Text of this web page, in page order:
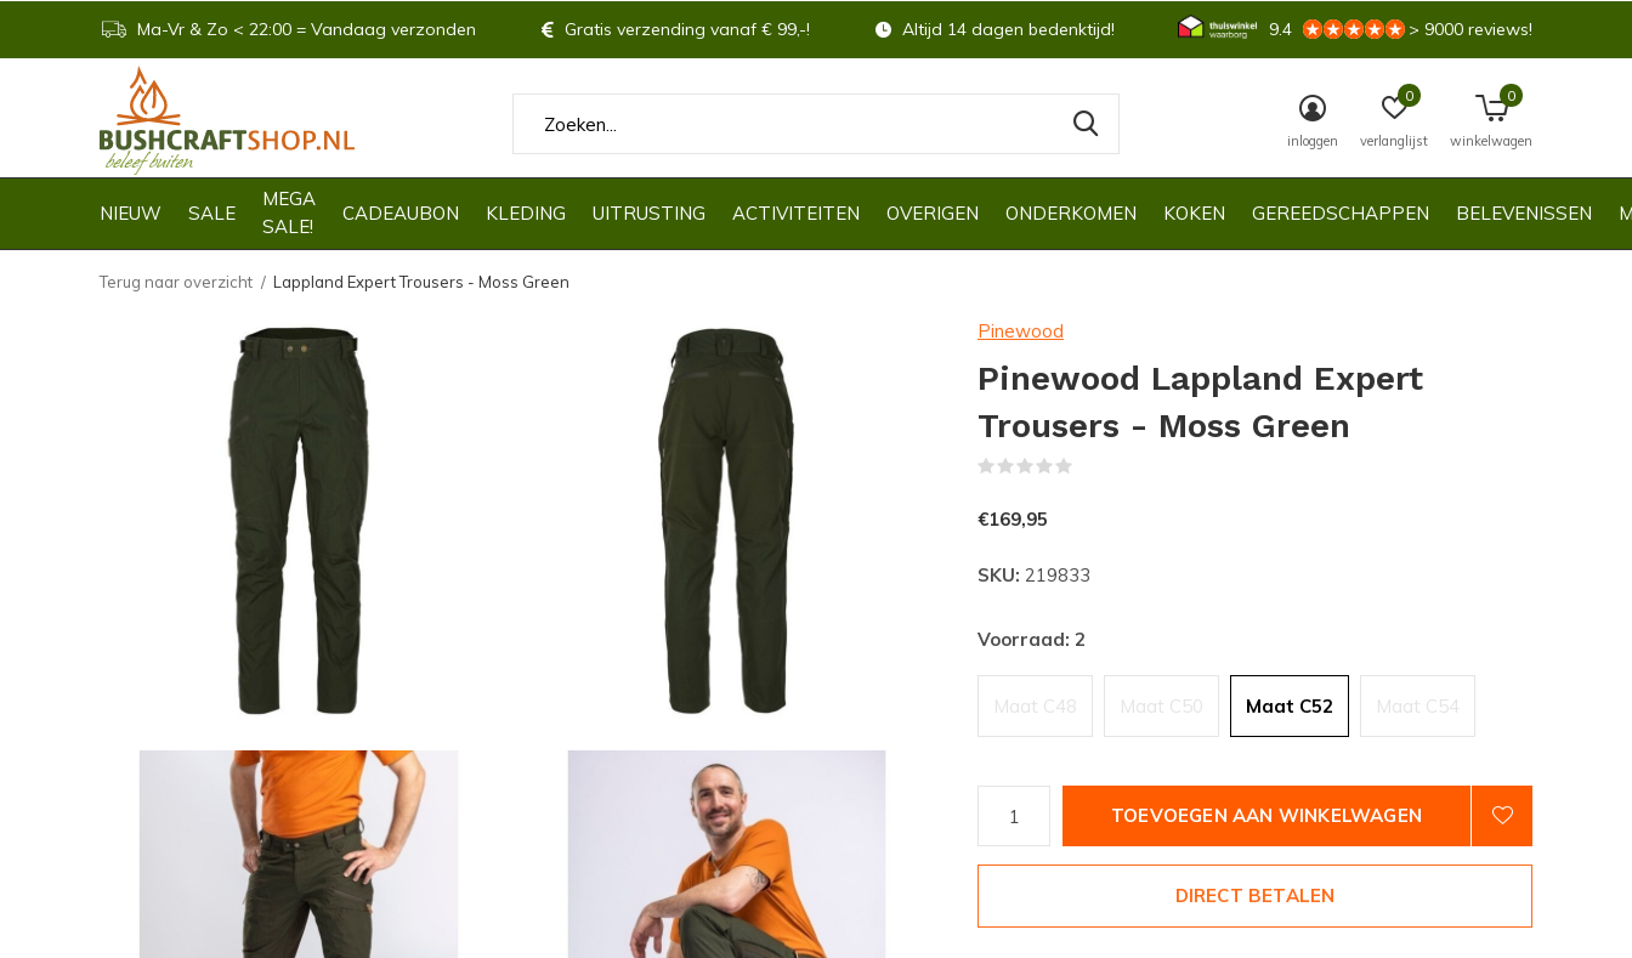
NIEUW SALE
MEGA
SALE!
CADEAUBON KLEDING UITRUSTING ACTIVITEITEN OVERIGEN ONDERKOMEN KOKEN GEREEDSCHAPPEN BELEVENISSEN
inloggen verlanglijst
0
winkelwagen
0
Ma-Vr & Zo < 22:00 = Vandaag verzonden Gratis verzending vanaf € 99,-! Altijd 14 dagen bedenktijd! 9.4 > 9000 reviews!
Terug naar overzicht Lappland Expert Trousers - Moss Green
Pinewood
Pinewood Lappland Expert
Trousers - Moss Green
€169,95
SKU: 219833
Voorraad: 2
Maat C48 Maat C50 Maat C52 Maat C54
TOEVOEGEN AAN WINKELWAGEN
DIRECT BETALEN